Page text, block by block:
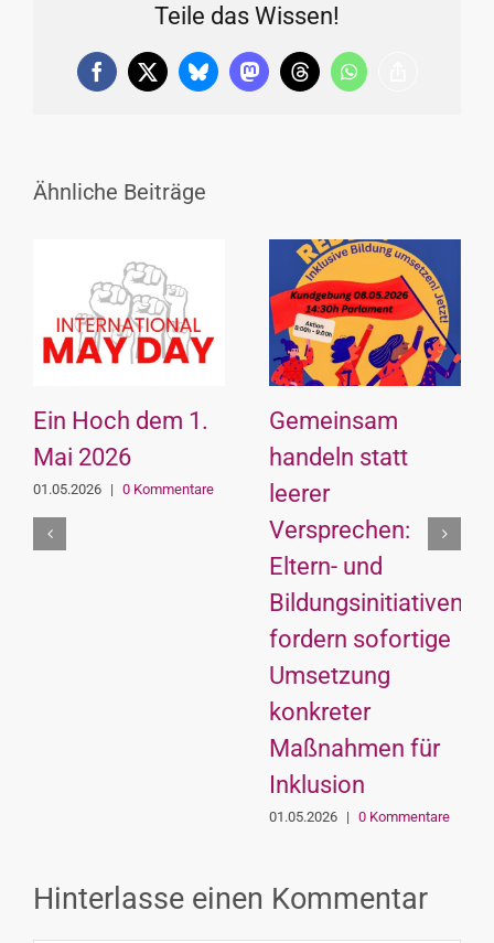
Teile das Wissen!
Facebook
X BlueskyMastodonThreadsWhatsApp
Ähnliche Beiträge
Ein Hoch dem 1.
Mai 2026
01.05.2026 | 0 Kommentare
Gemeinsam
handeln statt
leerer
Versprechen:
Eltern- und
Bildungsinitiativen
fordern sofortige
Umsetzung
konkreter
Maßnahmen für
Inklusion
01.05.2026 | 0 Kommentare
Hinterlasse einen Kommentar